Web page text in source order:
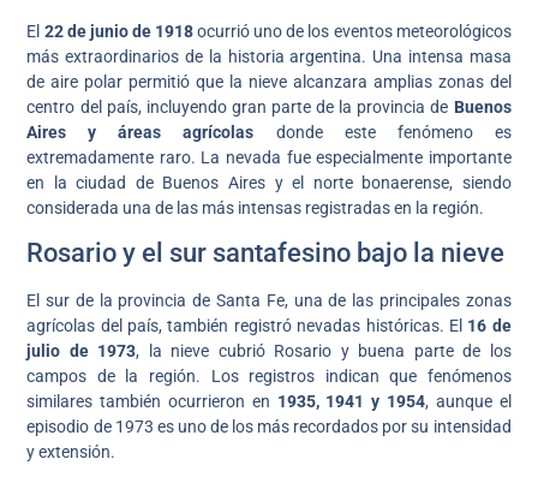
El 22 de junio de 1918ocurrió uno de los eventos meteorológicos
más extraordinarios de la historia argentina. Una intensa masa
de aire polar permitió que la nieve alcanzara amplias zonas del
centro del país, incluyendo gran parte de la provincia de Buenos
Aires y áreas agrícolas donde este fenómeno es
extremadamente raro. La nevada fue especialmente importante
en la ciudad de Buenos Aires y el norte bonaerense, siendo
considerada una de las más intensas registradas en la región.
Rosario y el sur santafesino bajo la nieve
El sur de la provincia de Santa Fe, una de las principales zonas
agrícolas del país, también registró nevadas históricas. El 16 de
julio de 1973, la nieve cubrió Rosario y buena parte de los
campos de la región. Los registros indican que fenómenos
similares también ocurrieron en 1935, 1941 y 1954, aunque el
episodio de 1973 es uno de los más recordados por su intensidad
y extensión.